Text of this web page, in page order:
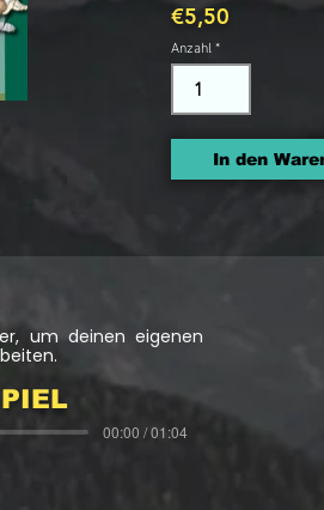
€5,50
Anzahl
In den
um deinen eigenen
00:00 / 01:04